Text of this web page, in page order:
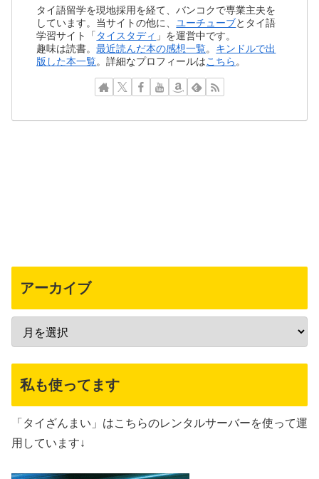
タイ語留学を現地採用を経て、バンコクで専業主夫を
しています。当サイトの他に、 ユーチューブとタイ語
学習サイト「 タイスタディ 」を運営中です。
趣味は読書。最近読んだ本の感想一覧。 キンドルで出
版した本一覧。詳細なプロフィールはこちら 。
アーカイブ
私も使ってます
「タイざんまい」はこちらのレンタルサーバーを使って運
用しています↓